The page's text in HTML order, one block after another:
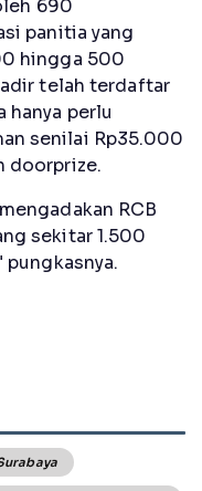
690
panitia yang
hingga 500
telah terdaftar
hanya perlu
senilai Rp35.000
doorprize.
RCB
sekitar 1.500